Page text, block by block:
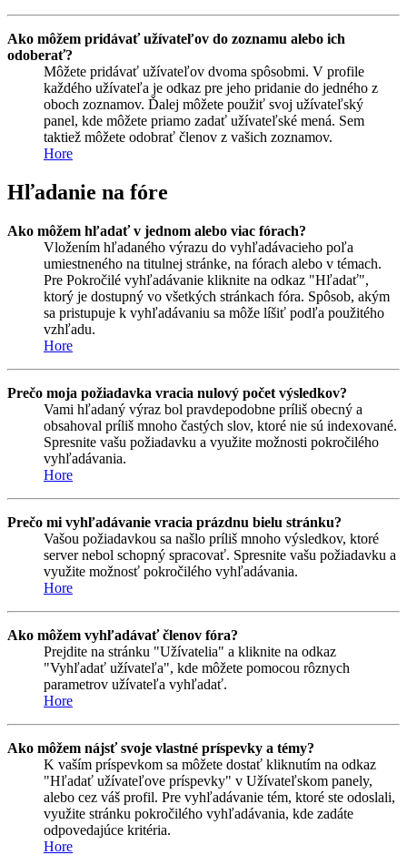
Ako môžem pridávať užívateľov do zoznamu alebo ich
odoberať?
Môžete pridávať užívateľov dvoma spôsobmi. V profile
každého užívateľa je odkaz pre jeho pridanie do jedného z
oboch zoznamov. Ďalej môžete použiť svoj užívateľský
panel, kde môžete priamo zadať užívateľské mená. Sem
taktiež môžete odobrať členov z vašich zoznamov.
Hore
Hľadanie na fóre
Ako môžem hľadať v jednom alebo viac fórach?
Vložením hľadaného výrazu do vyhľadávacieho poľa
umiestneného na titulnej stránke, na fórach alebo v témach.
Pre Pokročilé vyhľadávanie kliknite na odkaz "Hľadať",
ktorý je dostupný vo všetkých stránkach fóra. Spôsob, akým
sa pristupuje k vyhľadávaniu sa môže líšiť podľa použitého
vzhľadu.
Hore
Prečo moja požiadavka vracia nulový počet výsledkov?
Vami hľadaný výraz bol pravdepodobne príliš obecný a
obsahoval príliš mnoho častých slov, ktoré nie sú indexované.
Spresnite vašu požiadavku a využite možnosti pokročilého
vyhľadávania.
Hore
Prečo mi vyhľadávanie vracia prázdnu bielu stránku?
Vašou požiadavkou sa našlo príliš mnoho výsledkov, ktoré
server nebol schopný spracovať. Spresnite vašu požiadavku a
využite možnosť pokročilého vyhľadávania.
Hore
Ako môžem vyhľadávať členov fóra?
Prejdite na stránku "Užívatelia" a kliknite na odkaz
"Vyhľadať užívateľa", kde môžete pomocou rôznych
parametrov užívateľa vyhľadať.
Hore
Ako môžem nájsť svoje vlastné príspevky a témy?
K vaším príspevkom sa môžete dostať kliknutím na odkaz
"Hľadať užívateľove príspevky" v Užívateľskom panely,
alebo cez váš profil. Pre vyhľadávanie tém, ktoré ste odoslali,
využite stránku pokročilého vyhľadávania, kde zadáte
odpovedajúce kritéria.
Hore